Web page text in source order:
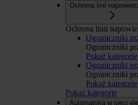
Ochrona linii
Ochrona linii
Ograniczniki
Ograniczniki
Pokaż kategorię
Ograniczniki
Ograniczniki
Pokaż kategorię
Pokaż kategorię
Automatyka w sieci